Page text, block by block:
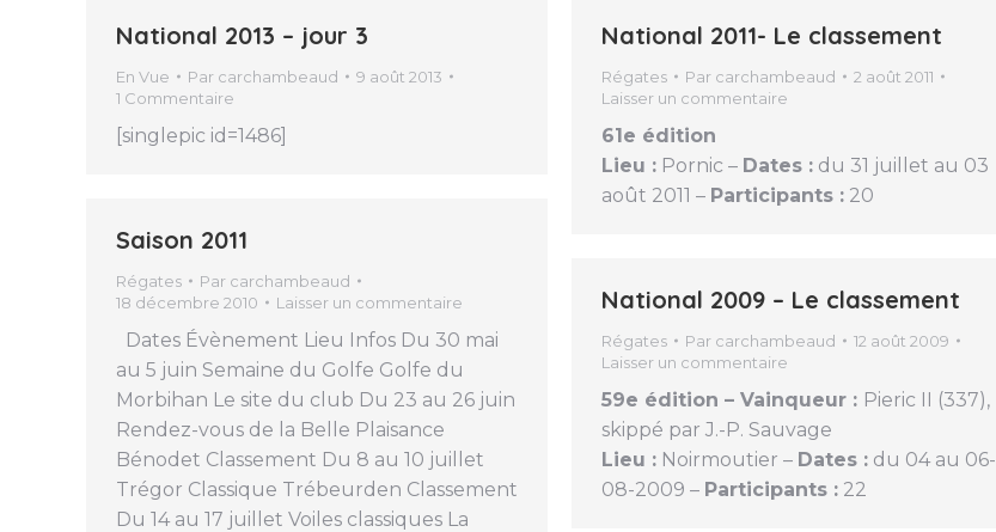
National 2013 – jour 3
En Vue Par carchambeaud
9 août 2013
1 Commentaire
[singlepic id=1486]
National 2011- Le classement
Régates Par carchambeaud
2 août 2011
Laisser un commentaire
61e édition
Lieu : Pornic – Dates : du 31 juillet au 03
août 2011 – Participants : 20
Saison 2011
Régates Par carchambeaud
18 décembre 2010
Laisser un commentaire
Dates Évènement Lieu Infos Du 30 mai
au 5 juin Semaine du Golfe Golfe du
Morbihan Le site du club Du 23 au 26 juin
Rendez-vous de la Belle Plaisance
Bénodet Classement Du 8 au 10 juillet
Trégor Classique Trébeurden Classement
Du 14 au 17 juillet Voiles classiques La
National 2009 – Le classement
Régates Par carchambeaud
12 août 2009
Laisser un commentaire
59e édition – Vainqueur : Pieric II (337),
skippé par J.-P. Sauvage
Lieu : Noirmoutier – Dates : du 04 au 06-
08-2009 – Participants : 22